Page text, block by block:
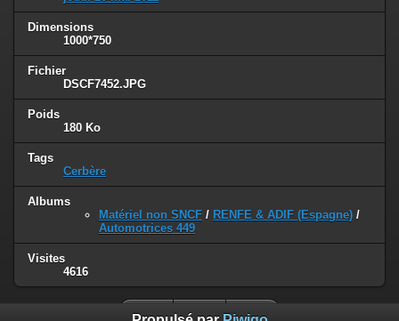
Dimensions
1000*750
Fichier
DSCF7452.JPG
Poids
180 Ko
Tags
Cerbère
Albums
Matériel non SNCF / RENFE & ADIF (Espagne) /
Automotrices 449
Visites
4616